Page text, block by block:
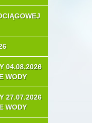
04.08.2026
WODY
27.07.2026
WODY